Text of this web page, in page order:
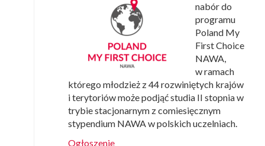
nabór do
programu
Poland My
First Choice
NAWA,
w ramach
którego młodzież z 44 rozwiniętych krajów
i terytoriów może podjąć studia II stopnia w
trybie stacjonarnym z comiesięcznym
stypendium NAWA w polskich uczelniach.
Ogłoszenie